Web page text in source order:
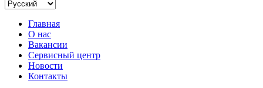
Главная
О нас
Вакансии
Сервисный центр
Новости
Контакты